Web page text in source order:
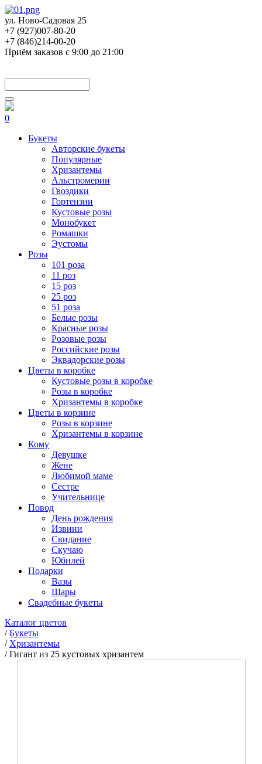
ул. Ново-Садовая 25
+7 (927)007-80-20
+7 (846)214-00-20
Приём заказов с 9:00 до 21:00
0
Букеты
Авторские букеты
Популярные
Хризантемы
Альстромерии
Гвоздики
Гортензии
Кустовые розы
Монобукет
Ромашки
Эустомы
Розы
101 роза
11 роз
15 роз
25 роз
51 роза
Белые розы
Красные розы
Розовые розы
Российские розы
Эквадорские розы
Цветы в коробке
Кустовые розы в коробке
Розы в коробке
Хризантемы в коробке
Цветы в корзине
Розы в корзине
Хризантемы в корзине
Кому
Девушке
Жене
Любимой маме
Сестре
Учительнице
Повод
День рождения
Извини
Свидание
Скучаю
Юбилей
Подарки
Вазы
Шары
Свадебные букеты
Каталог цветов
/Букеты
/ Хризантемы
/Гигант из 25 кустовых хризантем